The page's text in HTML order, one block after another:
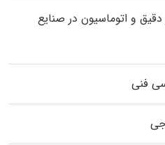
و اتوماسیون در صنایع
فنی